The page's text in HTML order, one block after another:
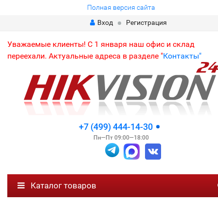
Полная версия сайта
Вход
Регистрация
Уважаемые клиенты! С 1 января наш офис и склад
переехали. Актуальные адреса в разделе "Контакты"
+7 (499) 444-14-30
Пн—Пт 09:00—18:00
Каталог товаров